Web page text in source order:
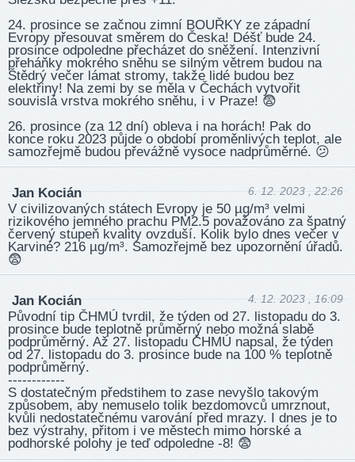
24. prosince se začnou zimní BOUŘKY ze západní
Evropy přesouvat směrem do Česka! Déšť bude 24.
prosince odpoledne přecházet do sněžení. Intenzivní
přeháňky mokrého sněhu se silným větrem budou na
Štědrý večer lámat stromy, takže lidé budou bez
elektřiny! Na zemi by se měla v Čechách vytvořit
souvislá vrstva mokrého sněhu, i v Praze! 😨
26. prosince (za 12 dní) obleva i na horách! Pak do
konce roku 2023 půjde o období proměnlivých teplot, ale
samozřejmě budou převážně vysoce nadprůměrné. 😕
Jan Kocián 6. 12. 2023 , 22:26
V civilizovaných státech Evropy je 50 µg/m³ velmi
rizikového jemného prachu PM2.5 považováno za špatný
červený stupeň kvality ovzduší. Kolik bylo dnes večer v
Karviné? 216 µg/m³. Samozřejmě bez upozornění úřadů.
😨
Jan Kocián 4. 12. 2023 , 16:09
Původní tip ČHMÚ tvrdil, že týden od 27. listopadu do 3.
prosince bude teplotně průměrný nebo možná slabě
podprůměrný. Až 27. listopadu ČHMÚ napsal, že týden
od 27. listopadu do 3. prosince bude na 100 % teplotně
podprůměrný.
------------
S dostatečným předstihem to zase nevyšlo takovým
způsobem, aby nemuselo tolik bezdomovců umrznout,
kvůli nedostatečnému varování před mrazy. I dnes je to
bez výstrahy, přitom i ve městech mimo horské a
podhorské polohy je teď odpoledne -8! 😨